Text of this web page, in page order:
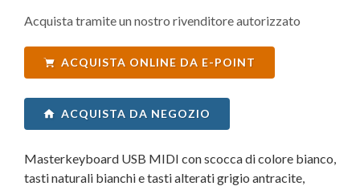
Acquista tramite un nostro rivenditore autorizzato
ACQUISTA ONLINE DA E-POINT
ACQUISTA DA NEGOZIO
Masterkeyboard USB MIDI con scocca di colore bianco,
tasti naturali bianchi e tasti alterati grigio antracite,